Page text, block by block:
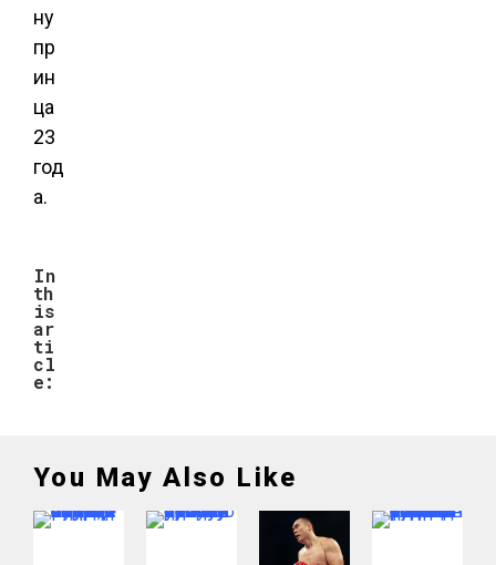
ну
пр
ин
ца
23
год
а.
In
th
is
ar
ti
cl
e:
You May Also Like